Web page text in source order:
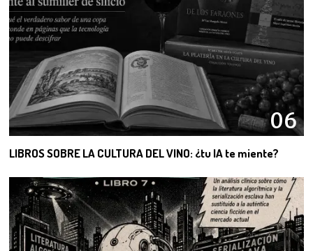
06
LIBROS SOBRE LA CULTURA DEL VINO: ¿tu IA te miente?